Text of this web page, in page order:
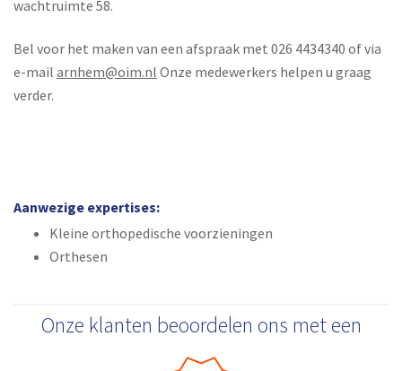
wachtruimte 58.
Bel voor het maken van een afspraak met 026 4434340 of via
e-mail arnhem@oim.nl Onze medewerkers helpen u graag
verder.
Aanwezige expertises:
Kleine orthopedische voorzieningen
Orthesen
Onze klanten beoordelen ons met een